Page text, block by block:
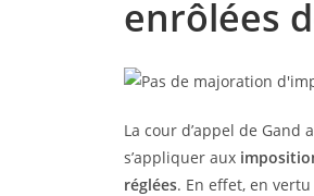
enrôlées
La cour d’appel de
s’appliquer aux
réglées. En effet, en